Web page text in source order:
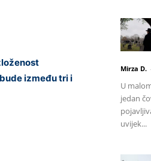
između tri i
Mirza D. -
U
jedan
uvijek...